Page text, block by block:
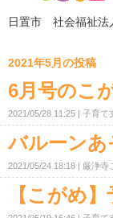
日置市 社会福祉法
2021年5月の投稿
6月号のこ
2021/05/28 11:25 子育て
バルーンあ
2021/05/24 18:18 厳浄寺
【こがめ